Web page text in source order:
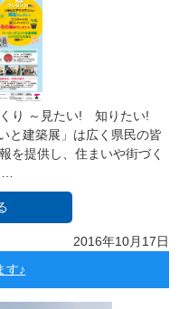
り ～見たい! 知りたい!
と建築展」は広く県民の皆
を提供し、住まいや街づく
2016年10月17日
す♪